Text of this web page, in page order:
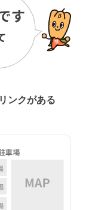
リンクがある